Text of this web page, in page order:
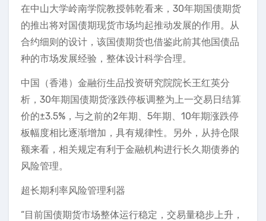
在中山大学岭南学院教授韩乾看来，30年期国债期货
的推出将对国债期现货市场均起推动发展的作用。从
合约细则的设计，该国债期货也借鉴此前其他国债品
种的市场发展经验，整体设计科学合理。
中国（香港）金融衍生品投资研究院院长王红英分
析，30年期国债期货涨跌停板调整为上一交易日结算
价的±3.5%，与之前的2年期、5年期、10年期涨跌停
板幅度相比逐渐增加，具有规律性。另外，从持仓限
额来看，相关规定有利于金融机构进行长久期债券的
风险管理。
超长期利率风险管理利器
“目前国债期货市场整体运行稳定，交易量稳步上升，